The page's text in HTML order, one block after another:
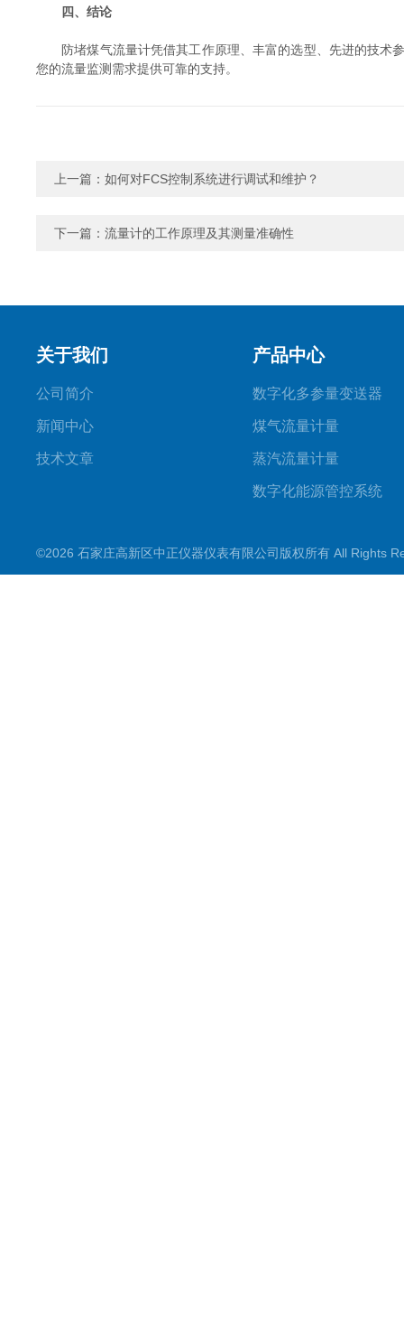
四、结论
防堵煤气流量计凭借其工作原理、丰富的选型、先进的技术参
您的流量监测需求提供可靠的支持。
上一篇： 如何对FCS控制系统进行调试和维护？
下一篇： 流量计的工作原理及其测量准确性
关于我们
公司简介
新闻中心
技术文章
产品中心
数字化多参量变送器
煤气流量计量
蒸汽流量计量
数字化能源管控系统
变送器
©2026 石家庄高新区中正仪器仪表有限公司版权所有 All